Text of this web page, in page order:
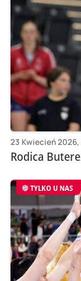
23 Kwiecień 2026,
Rodica
TYLKO U NAS